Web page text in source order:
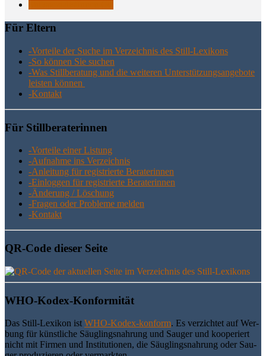
Für Eltern
-Vor­tei­le der Suche im Ver­zeich­nis des Still-Lexikons
-So kön­nen Sie suchen
-Was Still­be­ra­tung und die wei­te­ren Unter­stüt­zungs­an­ge­bo­te
leis­ten können
-Kon­takt
Für Still­be­ra­te­rin­nen
-Vor­tei­le einer Listung
-Auf­nah­me ins Verzeichnis
-Anlei­tung für regis­trier­te Beraterinnen
-Ein­log­gen für regis­trier­te Beraterinnen
-Ände­rung / Löschung
-Fra­gen oder Pro­ble­me melden
-Kon­takt
QR-Code die­ser Seite
WHO-Kodex-Kon­for­mi­tät
Das Still-Lexi­kon ist WHO-Kodex-kon­form. Es ver­zich­tet auf Wer­
bung für künst­li­che Säug­lings­nah­rung und Sau­ger und koope­riert
nicht mit Fir­men und Insti­tu­tio­nen, die Säug­lings­nah­rung oder Sau­